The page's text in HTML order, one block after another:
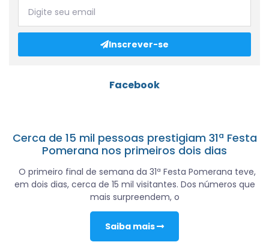
Inscrever-se
Facebook
Cerca de 15 mil pessoas prestigiam 31ª Festa
Pomerana nos primeiros dois dias
O primeiro final de semana da 31ª Festa Pomerana teve,
em dois dias, cerca de 15 mil visitantes. Dos números que
mais surpreendem, o
Saiba mais